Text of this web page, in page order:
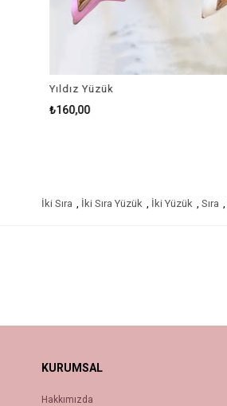
Yıldız Yüzük
₺160,00
İki Sıra , İki Sıra Yüzük , İki Yüzük , Sıra ,
KURUMSAL
Hakkımızda